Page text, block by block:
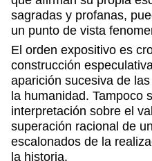
sagradas y profanas,
un punto de vista
El orden expositivo es
construcción
aparición sucesiva de
la humanidad. Tampoco
interpretación sobre el
superación racional de
escalonados de la
la historia.